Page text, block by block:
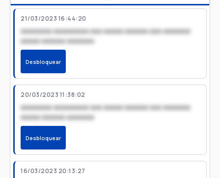
21/03/2023 16:44:20
xxxxxxxx xxxxxxxxx xxx xxxxx xxxxxx xxx xxxxxxx
xxxxx xxxxxx xxxxxxx
Desbloquear
20/03/2023 11:38:02
xxxxxxxx xxxxxxxxx xxx xxxxx xxxxxx xxx xxxxxxx
xxxxx xxxxxx xxxxxxx
Desbloquear
16/03/2023 20:13:27